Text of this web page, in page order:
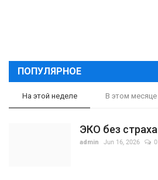
ПОПУЛЯРНОЕ
На этой неделе В этом месяце
ЭКО без страха
admin Jun 16, 2026 0